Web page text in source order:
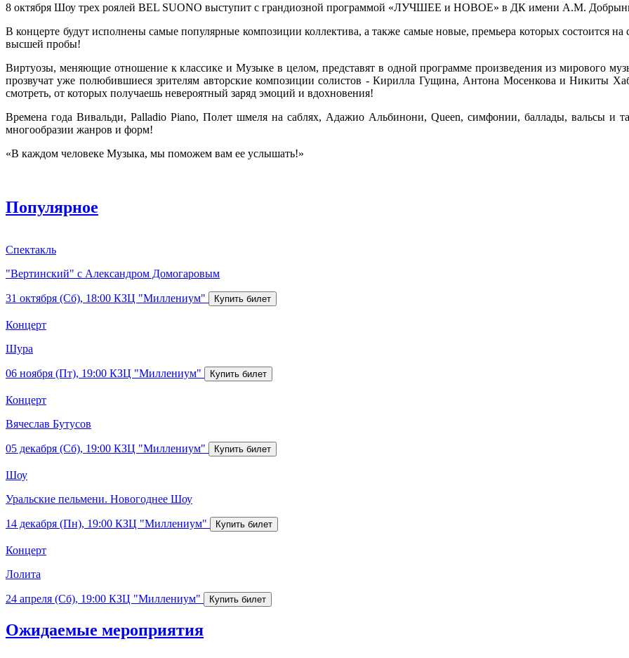
8 октября Шоу трех роялей BEL SUONO выступит с грандиозной программой «ЛУЧШЕЕ и НОВОЕ» в ДК имени А.М.
В концерте будут исполнены самые популярные композиции коллектива, а также самые новые, премьера которых состоится
высшей пробы!
Виртуозы, меняющие отношение к классике и Музыке в целом, представят в одной программе произведения из мирового
прозвучат уже полюбившиеся зрителям авторские композиции солистов - Кирилла Гущина, Антона Мосенкова и Никиты
смотреть, от которых получаешь невероятный заряд эмоций и вдохновения!
Времена года Вивальди, Palladio Piano, Полет шмеля на саблях, Адажио Альбинони, Queen, симфонии, баллады,
многообразии жанров и форм!
«В каждом человеке Музыка, мы поможем вам ее услышать!»
Популярное
Спектакль
"Вертинский" с Александром Домогаровым
31 октября (Сб), 18:00 КЗЦ "Миллениум"
Концерт
Шура
06 ноября (Пт), 19:00 КЗЦ "Миллениум"
Концерт
Вячеслав Бутусов
05 декабря (Сб), 19:00 КЗЦ "Миллениум"
Шоу
Уральские пельмени. Новогоднее Шоу
14 декабря (Пн), 19:00 КЗЦ "Миллениум"
Концерт
Лолита
24 апреля (Сб), 19:00 КЗЦ "Миллениум"
Ожидаемые мероприятия